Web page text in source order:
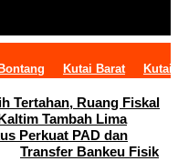
Bontang Kutai Barat Kutai
Tertahan, Ruang Fiskal
Tambah Lima
Perkuat PAD dan
Transfer Bankeu Fisik